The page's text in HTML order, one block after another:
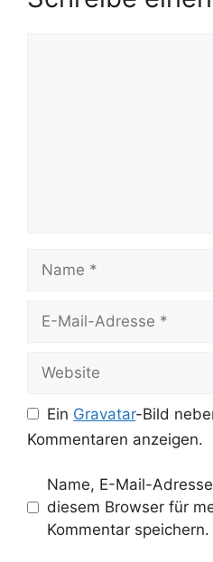
Mail-
Ein Gravatar-Bild
Kommentaren anzeigen.
Name, E-Mail-
diesem Browser für
Kommentar speichern.